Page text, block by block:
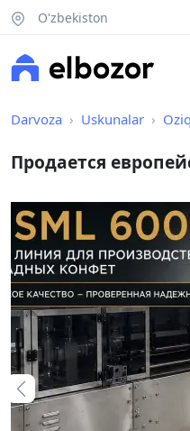
O'zbekiston
Darvoza Uskunalar
Продается